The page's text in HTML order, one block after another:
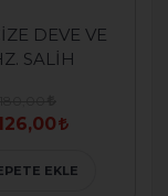
DEVE VE
SALİH
EKLE